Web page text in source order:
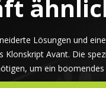
Lösungen und
Klonskript Avant. Die
um ein